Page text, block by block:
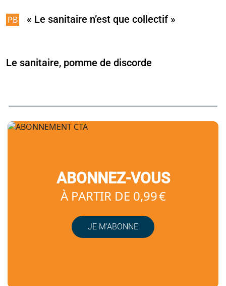
« Le sanitaire n’est que collectif »
Le sanitaire, pomme de discorde
ABONNEZ-VOUS
À PARTIR DE 0,99 €
JE M’ABONNE